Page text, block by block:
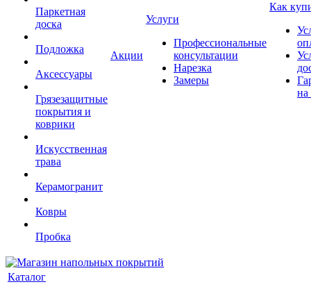
Паркетная
доска
Подложка
Аксессуары
Грязезащитные
покрытия и
коврики
Искусственная
трава
Керамогранит
Ковры
Пробка
Акции
Услуги
Профессиональные
консультации
Нарезка
Замеры
Как
на
Каталог